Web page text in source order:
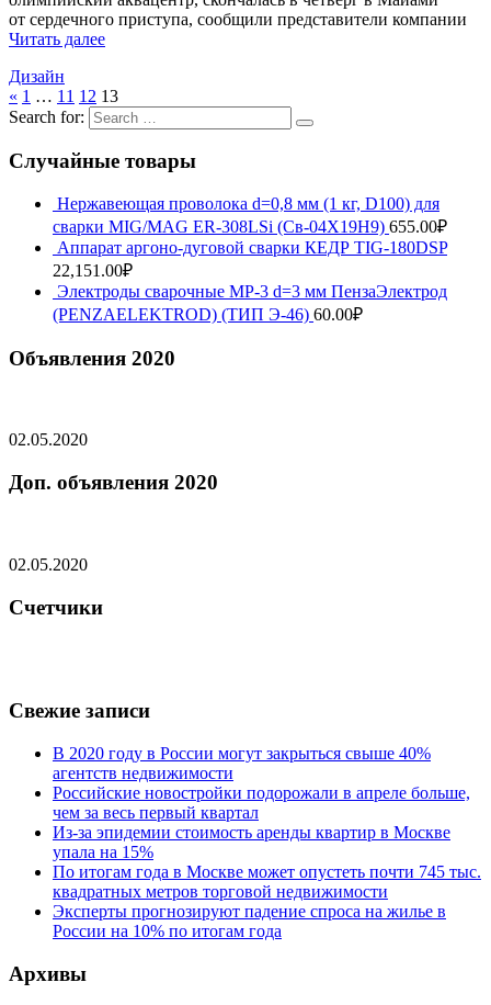
от сердечного приступа, сообщили представители компании
Читать далее
Дизайн
« 1 … 11 12 13
Search for:
Случайные товары
Нержавеющая проволока d=0,8 мм (1 кг, D100) для
сварки MIG/MAG ER-308LSi (Св-04Х19Н9) 655.00₽
Аппарат аргоно-дуговой сварки КЕДР TIG-180DSP
22,151.00₽
Электроды сварочные МР-3 d=3 мм ПензаЭлектрод
(PENZAELEKTROD) (ТИП Э-46) 60.00₽
Объявления 2020
02.05.2020
Доп. объявления 2020
02.05.2020
Счетчики
Свежие записи
В 2020 году в России могут закрыться свыше 40%
агентств недвижимости
Российские новостройки подорожали в апреле больше,
чем за весь первый квартал
Из-за эпидемии стоимость аренды квартир в Москве
упала на 15%
По итогам года в Москве может опустеть почти 745 тыс.
квадратных метров торговой недвижимости
Эксперты прогнозируют падение спроса на жилье в
России на 10% по итогам года
Архивы